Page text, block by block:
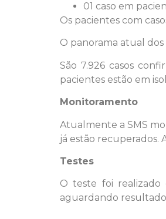
01 caso em
Os pacientes com
O panorama atual dos
São 7.926 casos
pacientes estão em
Monitoramento
Atualmente a SMS
já estão recuperados.
Testes
O teste foi realizado
aguardando